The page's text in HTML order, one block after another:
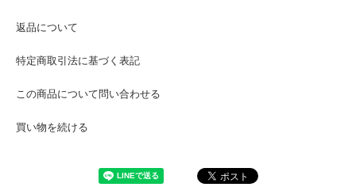
返品について
特定商取引法に基づく表記
この商品について問い合わせる
買い物を続ける